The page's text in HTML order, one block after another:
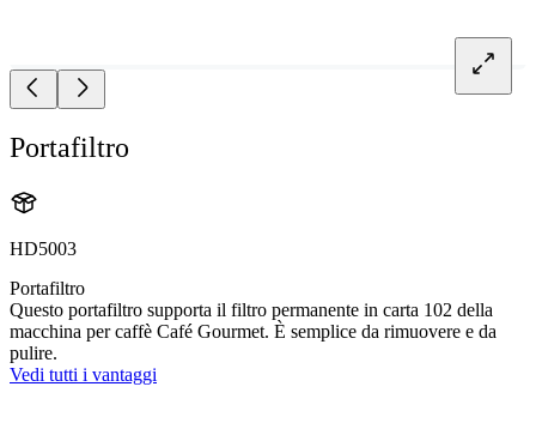
Portafiltro
HD5003
Portafiltro
Questo portafiltro supporta il filtro permanente in carta 102 della
macchina per caffè Café Gourmet. È semplice da rimuovere e da
pulire.
Vedi tutti i vantaggi